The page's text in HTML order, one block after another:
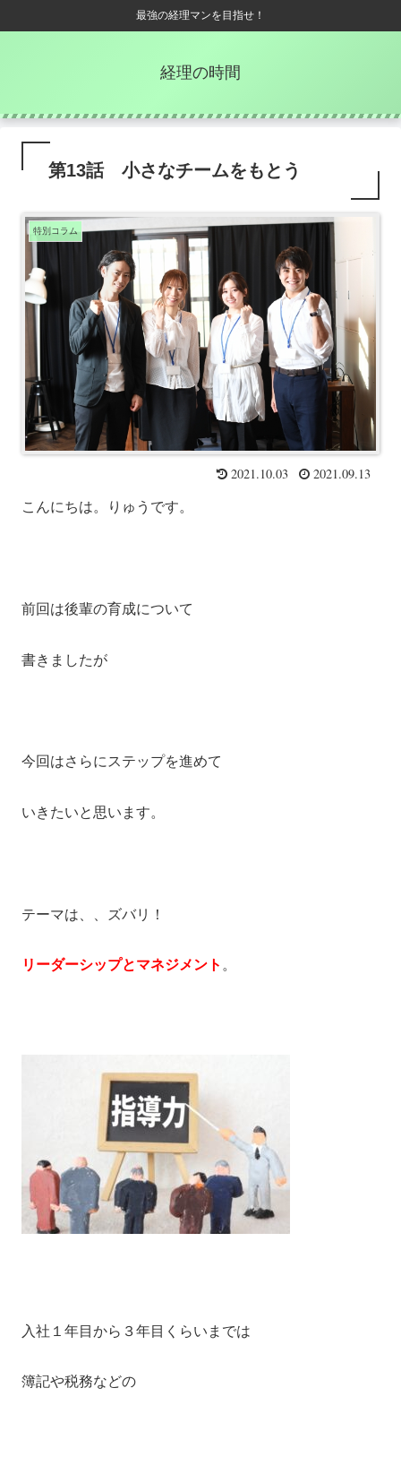
最強の経理マンを目指せ！
経理の時間
第13話 小さなチームをもとう
特別コラム
2021.10.03 2021.09.13
こんにちは。りゅうです。
前回は後輩の育成について
書きましたが
今回はさらにステップを進めて
いきたいと思います。
テーマは、、ズバリ！
リーダーシップとマネジメント 。
入社１年目から３年目くらいまでは
簿記や税務などの